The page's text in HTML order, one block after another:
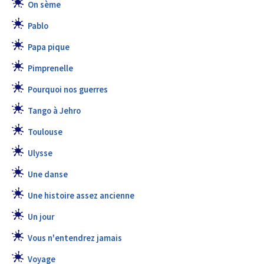
On sème
Pablo
Papa pique
Pimprenelle
Pourquoi nos guerres
Tango à Jehro
Toulouse
Ulysse
Une danse
Une histoire assez ancienne
Un jour
Vous n'entendrez jamais
Voyage